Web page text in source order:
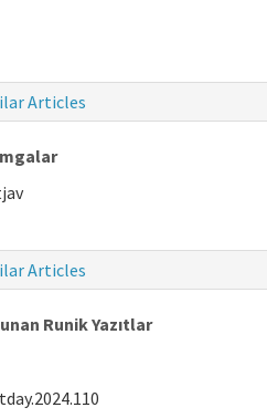
Articles
Articles
Runik Yazıtlar